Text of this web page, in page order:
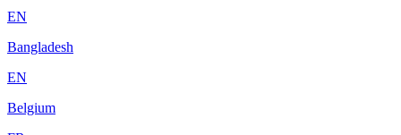
EN
Bangladesh
EN
Belgium